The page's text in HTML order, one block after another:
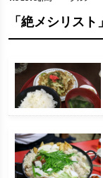
「絶メシリス